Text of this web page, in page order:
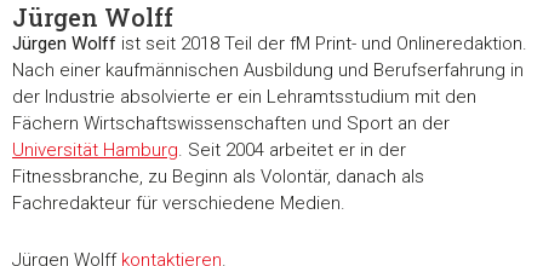
Jürgen Wolff
Jürgen Wolff ist seit 2018 Teil der fM Print- und Onlineredaktion.
Nach einer kaufmännischen Ausbildung und Berufserfahrung in
der Industrie absolvierte er ein Lehramtsstudium mit den
Fächern Wirtschaftswissenschaften und Sport an der
Universität Hamburg. Seit 2004 arbeitet er in der
Fitnessbranche, zu Beginn als Volontär, danach als
Fachredakteur für verschiedene Medien.
Jürgen Wolff kontaktieren.